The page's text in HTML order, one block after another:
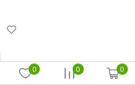
0 0 0